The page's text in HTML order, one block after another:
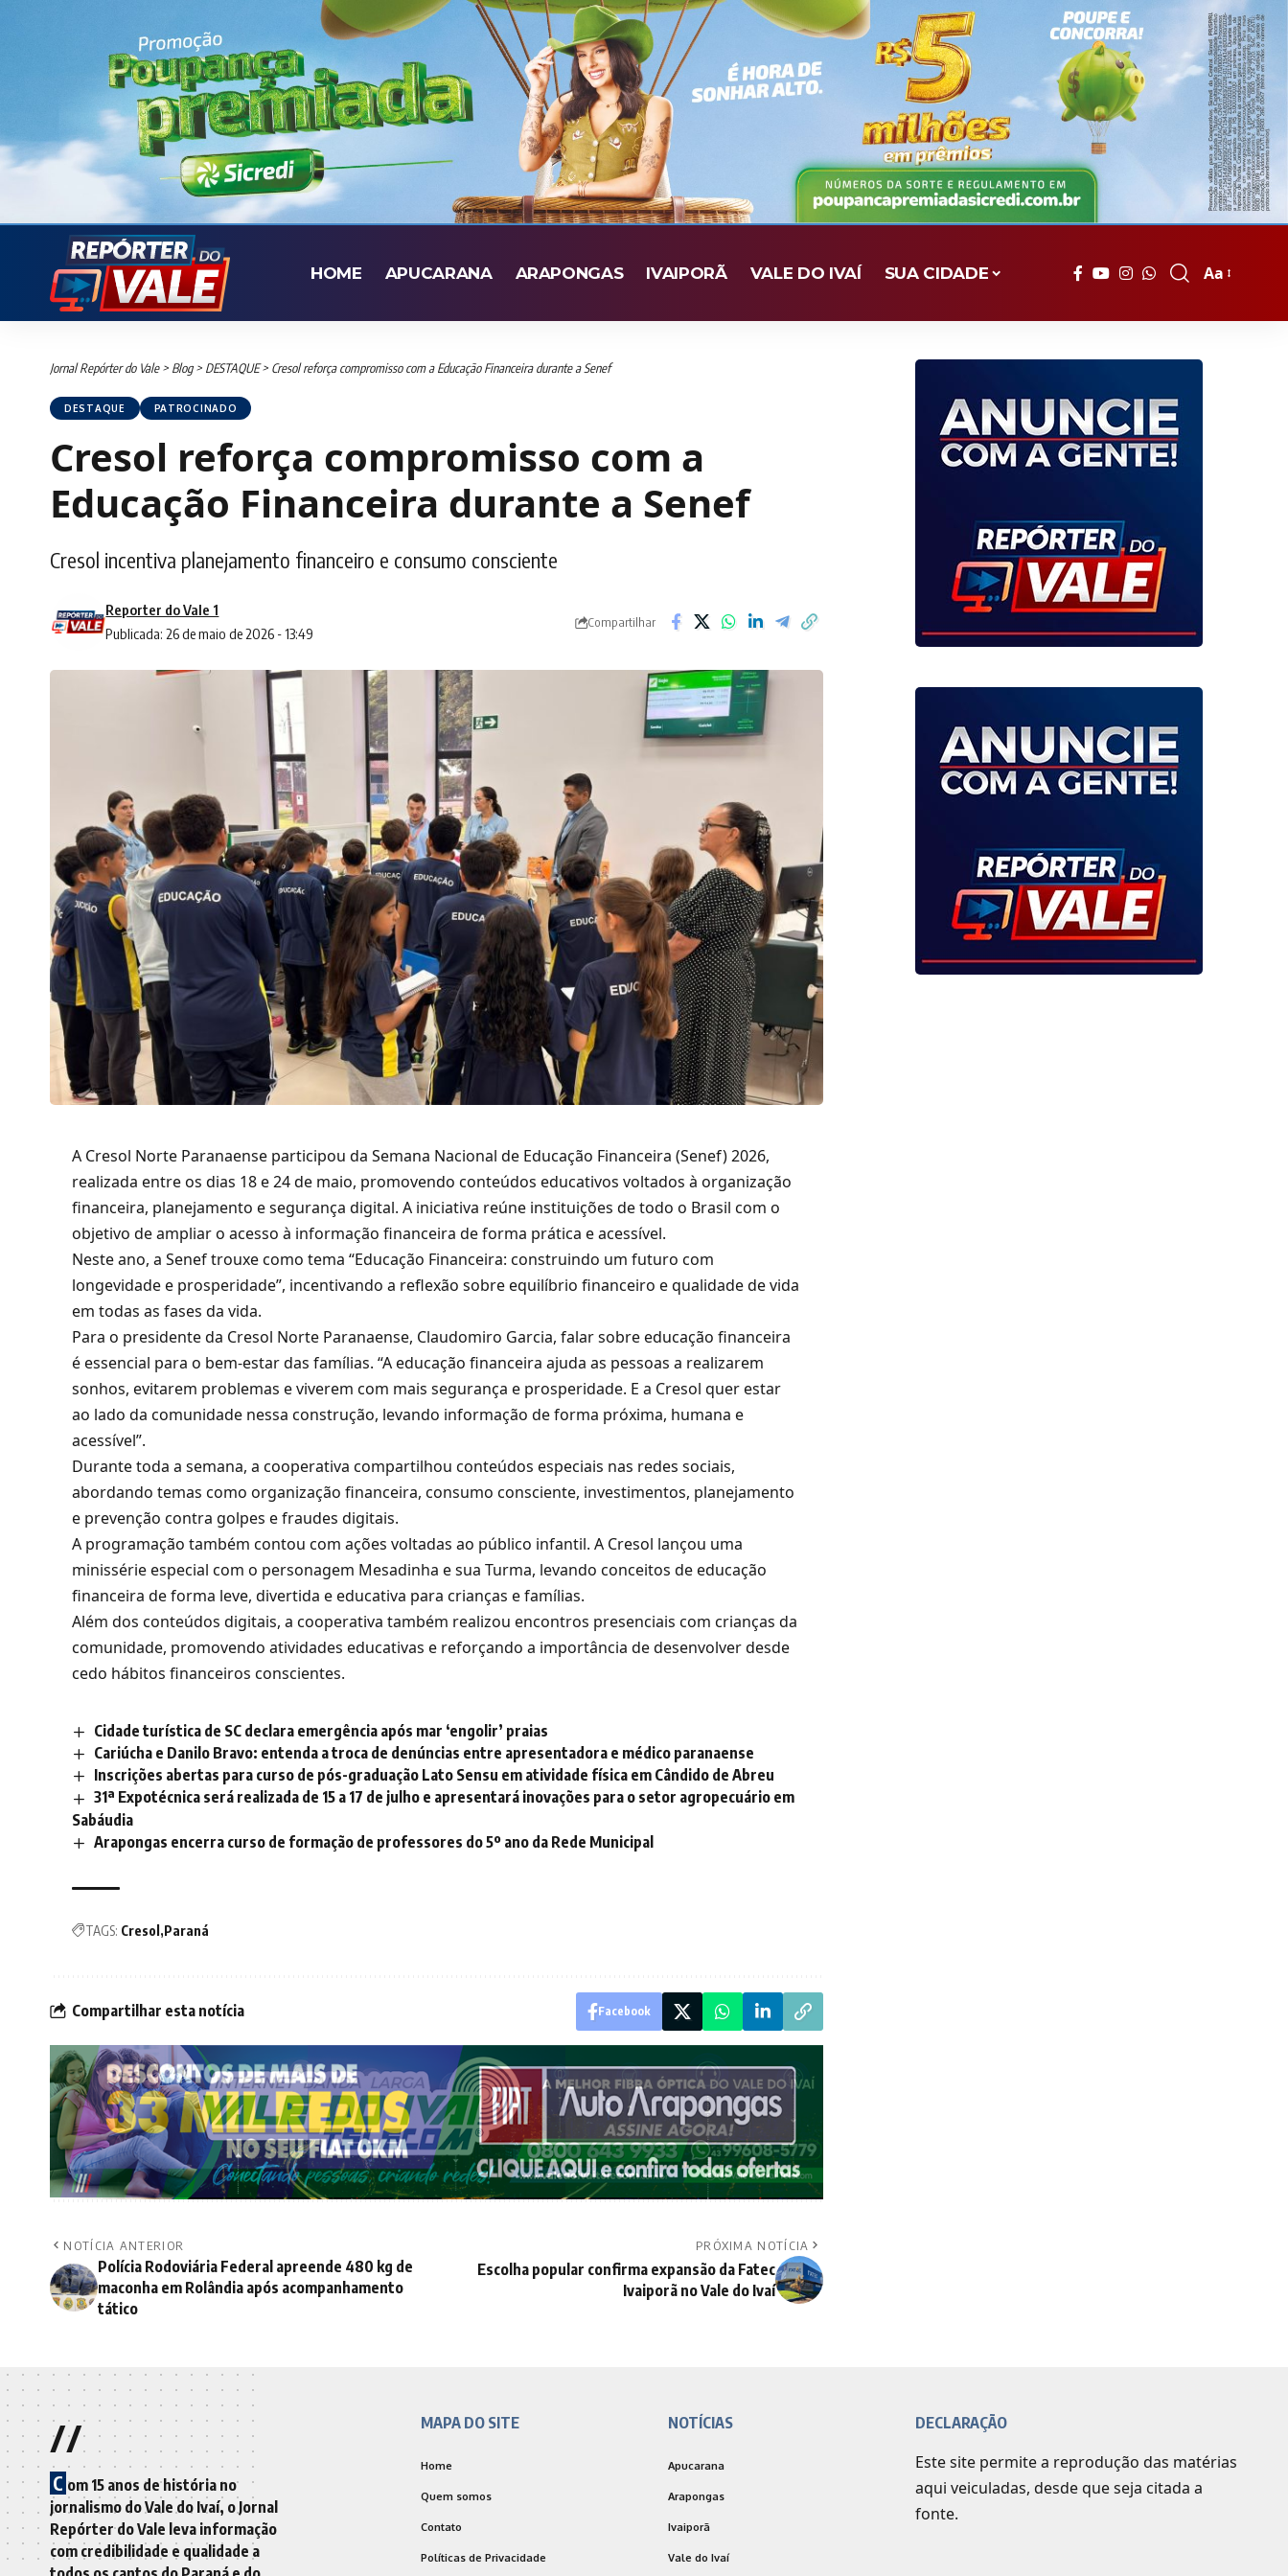
HOME APUCARANA ARAPONGAS IVAIPORÃ VALE DO IVAÍ SUA CIDADE
Font
Aa
Jornal Repórter do Vale> Blog> DESTAQUE> Cresol reforça compromisso com a Educação Financeira durante a Senef
DESTAQUE PATROCINADO
Cresol reforça compromisso com a
Educação Financeira durante a Senef
Cresol incentiva planejamento financeiro e consumo consciente
Publicada: 26 de maio de 2026 - 13:49
Reporter do Vale 1
Compartilhar
A Cresol Norte Paranaense participou da Semana Nacional de Educação Financeira (Senef) 2026,
realizada entre os dias 18 e 24 de maio, promovendo conteúdos educativos voltados à organização
financeira, planejamento e segurança digital. A iniciativa reúne instituições de todo o Brasil com o
objetivo de ampliar o acesso à informação financeira de forma prática e acessível.
Neste ano, a Senef trouxe como tema “Educação Financeira: construindo um futuro com
longevidade e prosperidade”, incentivando a reflexão sobre equilíbrio financeiro e qualidade de vida
em todas as fases da vida.
Para o presidente da Cresol Norte Paranaense, Claudomiro Garcia, falar sobre educação financeira
é essencial para o bem-estar das famílias. “A educação financeira ajuda as pessoas a realizarem
sonhos, evitarem problemas e viverem com mais segurança e prosperidade. E a Cresol quer estar
ao lado da comunidade nessa construção, levando informação de forma próxima, humana e
acessível”.
Durante toda a semana, a cooperativa compartilhou conteúdos especiais nas redes sociais,
abordando temas como organização financeira, consumo consciente, investimentos, planejamento
e prevenção contra golpes e fraudes digitais.
A programação também contou com ações voltadas ao público infantil. A Cresol lançou uma
minissérie especial com o personagem Mesadinha e sua Turma, levando conceitos de educação
financeira de forma leve, divertida e educativa para crianças e famílias.
Além dos conteúdos digitais, a cooperativa também realizou encontros presenciais com crianças da
comunidade, promovendo atividades educativas e reforçando a importância de desenvolver desde
cedo hábitos financeiros conscientes.
Cidade turística de SC declara emergência após mar ‘engolir’ praias
Cariúcha e Danilo Bravo: entenda a troca de denúncias entre apresentadora e médico paranaense
Inscrições abertas para curso de pós-graduação Lato Sensu em atividade física em Cândido de Abreu
31ª Expotécnica será realizada de 15 a 17 de julho e apresentará inovações para o setor agropecuário em
Sabáudia
Arapongas encerra curso de formação de professores do 5º ano da Rede Municipal
TAGS: Cresol Paraná
Compartilhar esta notícia Facebook
NOTÍCIA ANTERIOR
Polícia Rodoviária Federal apreende 480 kg de
maconha em Rolândia após acompanhamento
tático
PRÓXIMA NOTÍCIA
Escolha popular confirma expansão da Fatec
Ivaiporã no Vale do Ivaí
//
C om 15 anos de história no
jornalismo do Vale do Ivaí, o Jornal
Repórter do Vale leva informação
com credibilidade e qualidade a
MAPA DO SITE
Home
Quem somos
Contato
Políticas de Privacidade
NOTÍCIAS
Apucarana
Arapongas
Ivaiporã
Vale do Ivaí
DECLARAÇÃO
Este site permite a reprodução das matérias
aqui veiculadas, desde que seja citada a
fonte.